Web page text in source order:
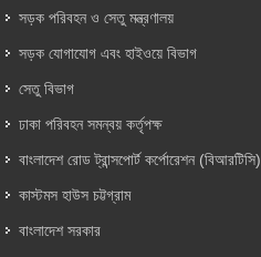
সড়ক পরিবহন ও সেতু মন্ত্রণালয়
সড়ক যোগাযোগ এবং হাইওয়ে বিভাগ
সেতু বিভাগ
ঢাকা পরিবহন সমন্বয় কর্তৃপক্ষ
বাংলাদেশ রোড ট্রান্সপোর্ট কর্পোরেশন (বিআরটিসি)
কাস্টমস হাউস চট্টগ্রাম
বাংলাদেশ সরকার